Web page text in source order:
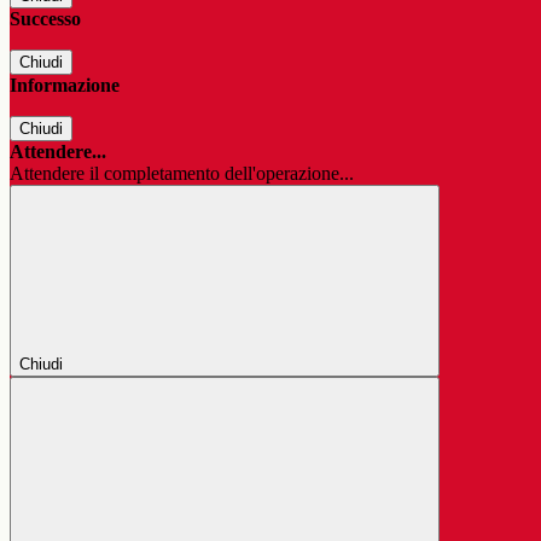
Successo
Chiudi
Informazione
Chiudi
Attendere...
Attendere il completamento dell'operazione...
Chiudi